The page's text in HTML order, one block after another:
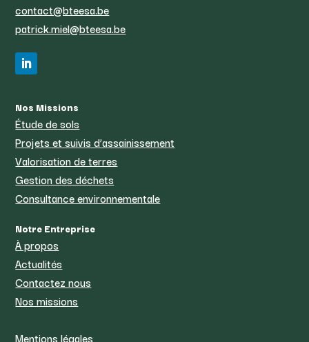
contact@bteesa.be
patrick.miel@bteesa.be
Nos Missions
Étude de sols
Projets et suivis d’assainissement
Valorisation de terres
Gestion des déchets
Consultance environnementale
Notre Entreprise
À propos
Actualités
Contactez nous
Nos missions
Mentions légales